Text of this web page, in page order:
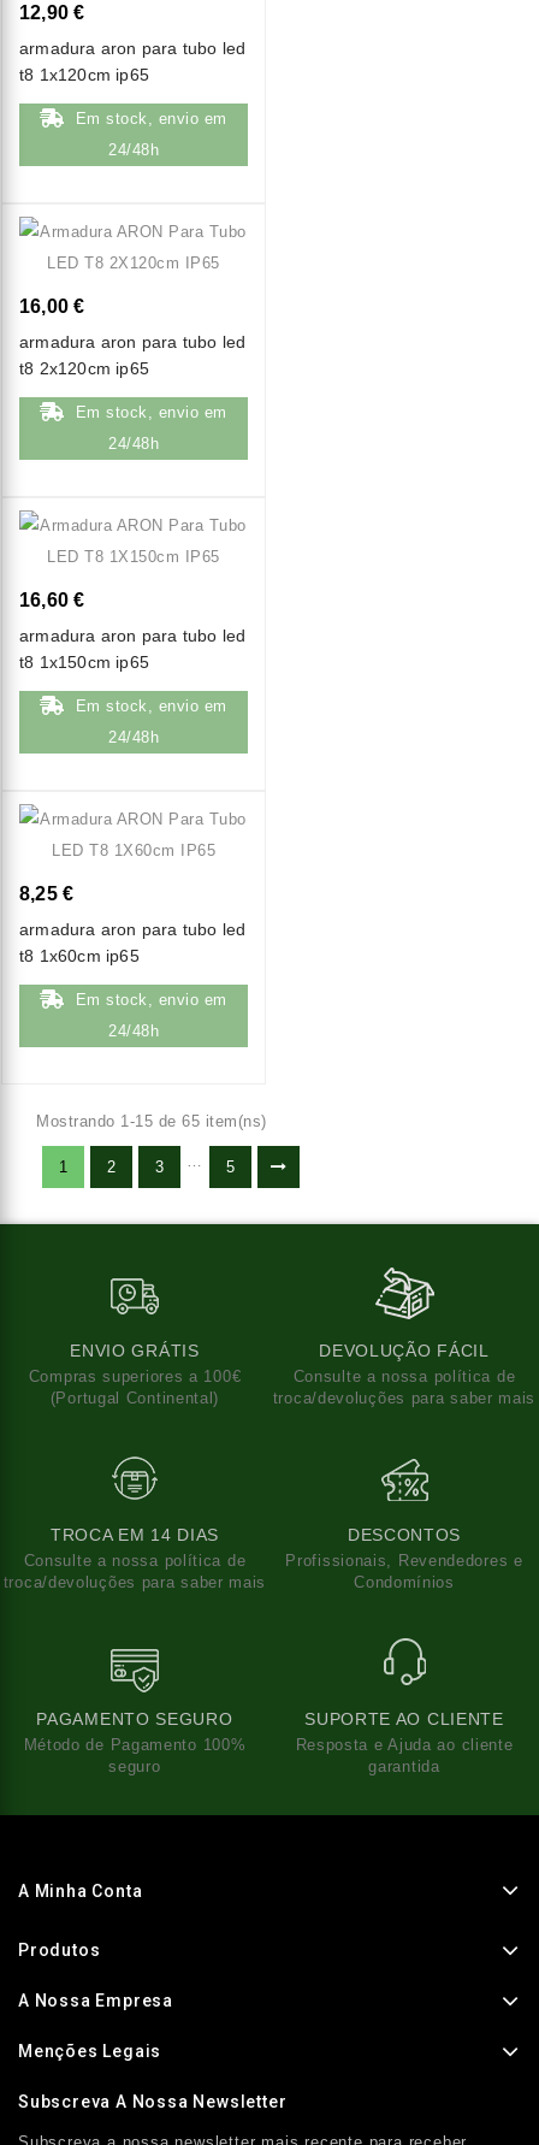
12,90 €
armadura aron para tubo led
t8 1x120cm ip65
Em stock, envio em
24/48h
16,00 €
armadura aron para tubo led
t8 2x120cm ip65
Em stock, envio em
24/48h
16,60 €
armadura aron para tubo led
t8 1x150cm ip65
Em stock, envio em
24/48h
8,25 €
armadura aron para tubo led
t8 1x60cm ip65
Em stock, envio em
24/48h
Mostrando 1-15 de 65 item(ns)
1 2 3 5
ENVIO GRÁTIS
Compras superiores a 100€
(Portugal Continental)
DEVOLUÇÃO FÁCIL
Consulte a nossa política de
troca/devoluções para saber mais
TROCA EM 14 DIAS
Consulte a nossa política de
troca/devoluções para saber mais
DESCONTOS
Profissionais, Revendedores e
Condomínios
PAGAMENTO SEGURO
Método de Pagamento 100%
seguro
SUPORTE AO CLIENTE
Resposta e Ajuda ao cliente
garantida
A Minha Conta
Produtos
A Nossa Empresa
Menções Legais
Subscreva A Nossa Newsletter